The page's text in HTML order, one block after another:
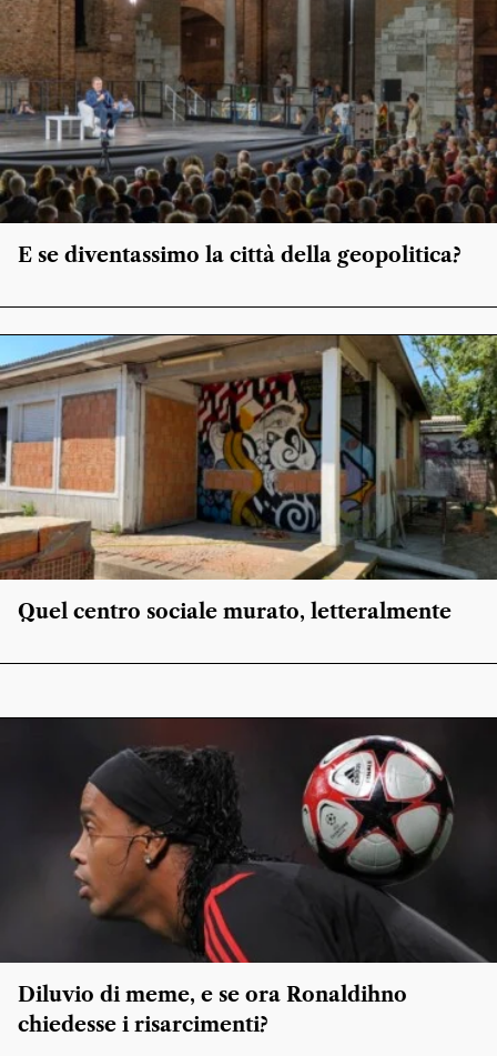
E se diventassimo la città della geopolitica?
Quel centro sociale murato, letteralmente
Diluvio di meme, e se ora Ronaldihno
chiedesse i risarcimenti?